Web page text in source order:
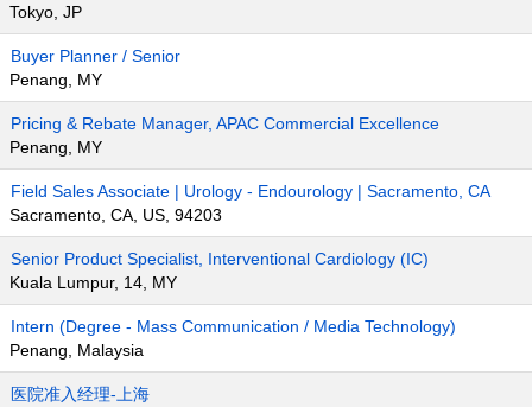
Tokyo, JP
Buyer Planner / Senior
Penang, MY
Pricing & Rebate Manager, APAC Commercial Excellence
Penang, MY
Field Sales Associate | Urology - Endourology | Sacramento, CA
Sacramento, CA, US, 94203
Senior Product Specialist, Interventional Cardiology (IC)
Kuala Lumpur, 14, MY
Intern (Degree - Mass Communication / Media Technology)
Penang, Malaysia
医院准入经理-上海